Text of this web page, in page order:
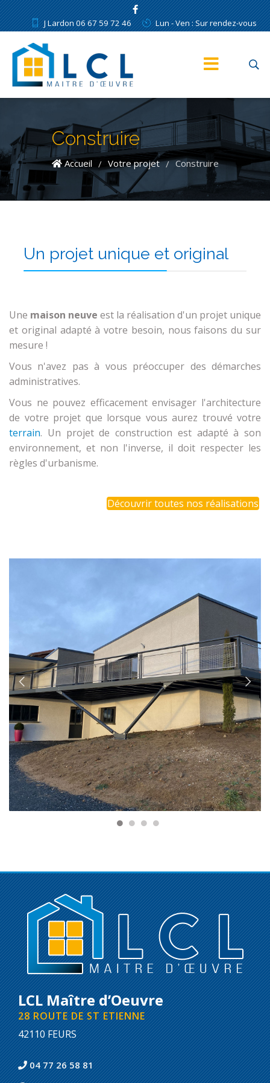
J Lardon 06 67 59 72 46 Lun - Ven : Sur rendez-vous
Construire
Accueil / Votre projet / Construire
Un projet unique et original
Une maison neuve est la réalisation d'un projet unique
et original adapté à votre besoin, nous faisons du sur
mesure !
Vous n'avez pas à vous préoccuper des démarches
administratives.
Vous ne pouvez efficacement envisager l'architecture
de votre projet que lorsque vous aurez trouvé votre
terrain. Un projet de construction est adapté à son
environnement, et non l'inverse, il doit respecter les
règles d'urbanisme.
Découvrir toutes nos réalisations
LCL Maître d’Oeuvre
28 ROUTE DE ST ETIENNE
42110 FEURS
04 77 26 58 81